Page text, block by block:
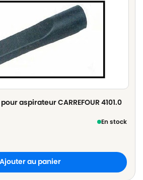
aspirateur CARREFOUR 4101.0
En stock
Ajouter au panier